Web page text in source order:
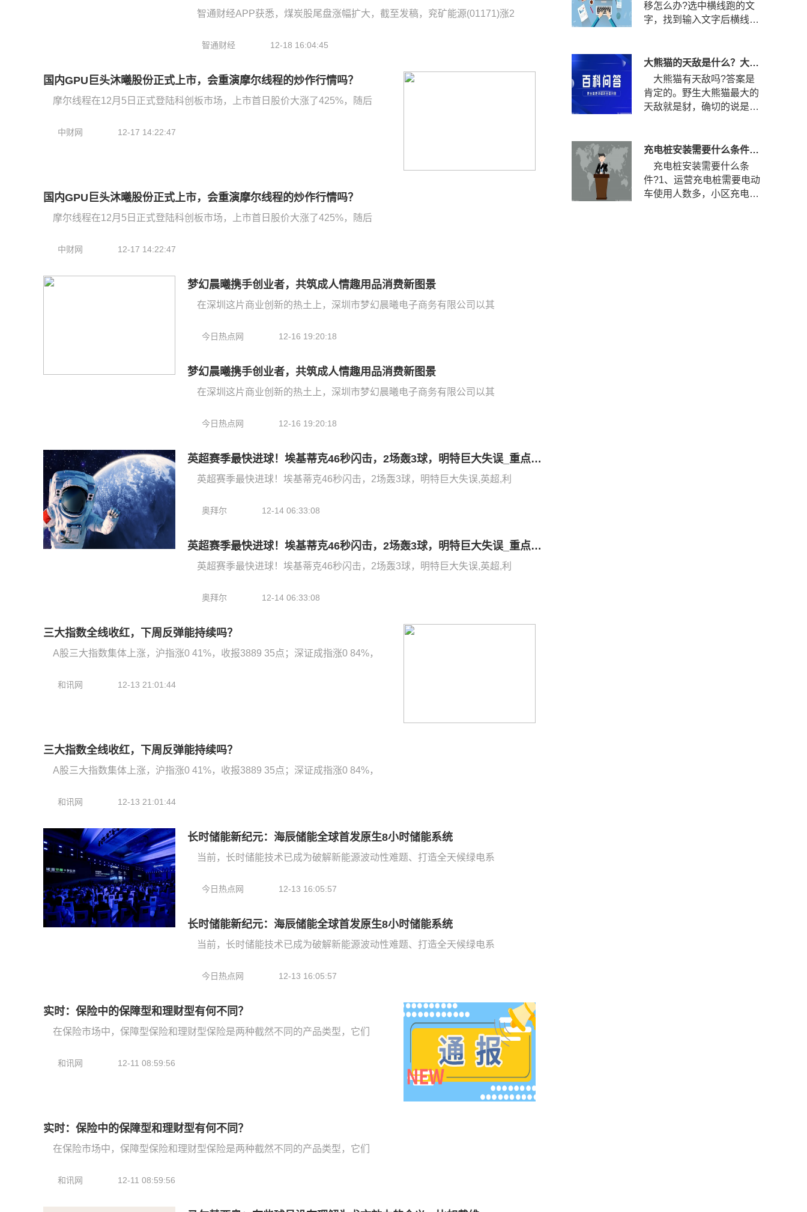
智通财经APP获悉，煤炭股尾盘涨幅扩大，截至发稿，兖矿能源(01171)涨2
智通财经 12-18 16:04:45
国内GPU巨头沐曦股份正式上市，会重演摩尔线程的炒作行情吗？
摩尔线程在12月5日正式登陆科创板市场，上市首日股价大涨了425%，随后
中财网 12-17 14:22:47
国内GPU巨头沐曦股份正式上市，会重演摩尔线程的炒作行情吗？
摩尔线程在12月5日正式登陆科创板市场，上市首日股价大涨了425%，随后
中财网 12-17 14:22:47
梦幻晨曦携手创业者，共筑成人情趣用品消费新图景
在深圳这片商业创新的热土上，深圳市梦幻晨曦电子商务有限公司以其
今日热点网 12-16 19:20:18
梦幻晨曦携手创业者，共筑成人情趣用品消费新图景
在深圳这片商业创新的热土上，深圳市梦幻晨曦电子商务有限公司以其
今日热点网 12-16 19:20:18
英超赛季最快进球！埃基蒂克46秒闪击，2场轰3球，明特巨大失误_重点聚焦
英超赛季最快进球！埃基蒂克46秒闪击，2场轰3球，明特巨大失误,英超,利
奥拜尔 12-14 06:33:08
英超赛季最快进球！埃基蒂克46秒闪击，2场轰3球，明特巨大失误_重点聚焦
英超赛季最快进球！埃基蒂克46秒闪击，2场轰3球，明特巨大失误,英超,利
奥拜尔 12-14 06:33:08
三大指数全线收红，下周反弹能持续吗？
A股三大指数集体上涨，沪指涨0 41%，收报3889 35点；深证成指涨0 84%，
和讯网 12-13 21:01:44
三大指数全线收红，下周反弹能持续吗？
A股三大指数集体上涨，沪指涨0 41%，收报3889 35点；深证成指涨0 84%，
和讯网 12-13 21:01:44
长时储能新纪元：海辰储能全球首发原生8小时储能系统
当前，长时储能技术已成为破解新能源波动性难题、打造全天候绿电系
今日热点网 12-13 16:05:57
长时储能新纪元：海辰储能全球首发原生8小时储能系统
当前，长时储能技术已成为破解新能源波动性难题、打造全天候绿电系
今日热点网 12-13 16:05:57
实时：保险中的保障型和理财型有何不同？
在保险市场中，保障型保险和理财型保险是两种截然不同的产品类型，它们
和讯网 12-11 08:59:56
实时：保险中的保障型和理财型有何不同？
在保险市场中，保障型保险和理财型保险是两种截然不同的产品类型，它们
和讯网 12-11 08:59:56
移怎么办?选中横线跑的文
字，找到输入文字后横线跑
大熊猫的天敌是什么？大熊猫的战斗力到底有多强？
大熊猫有天敌吗?答案是
肯定的。野生大熊猫最大的
天敌就是豺，确切的说是四
充电桩安装需要什么条件？安装充电桩需要什么手续？
充电桩安装需要什么条
件?1、运营充电桩需要电动
车使用人数多，小区充电使